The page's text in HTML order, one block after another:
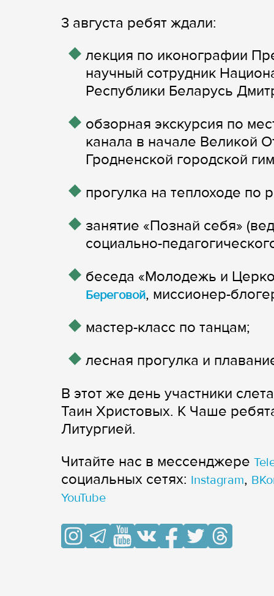
3 августа ребят ждали:
лекция по иконографии
научный сотрудник
Республики Беларусь
обзорная экскурсия по
канала в начале Великой
Гродненской городской
прогулка на теплоходе по
занятие «Познай себя»
социально-
беседа «Молодежь и
Береговой, миссионер-
мастер-класс по танцам;
лесная прогулка и
В этот же день участники
Таин Христовых. К Чаше
Литургией.
Читайте нас в мессенджере
cоциальных сетях: Instagram,
YouTube